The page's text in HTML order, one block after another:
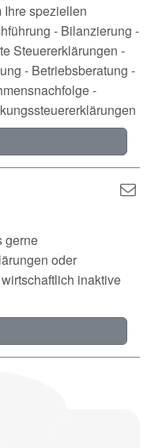
Ihre speziellen
- Bilanzierung -
Steuererklärungen -
- Betriebsberatung -
-
gerne
oder
inaktive